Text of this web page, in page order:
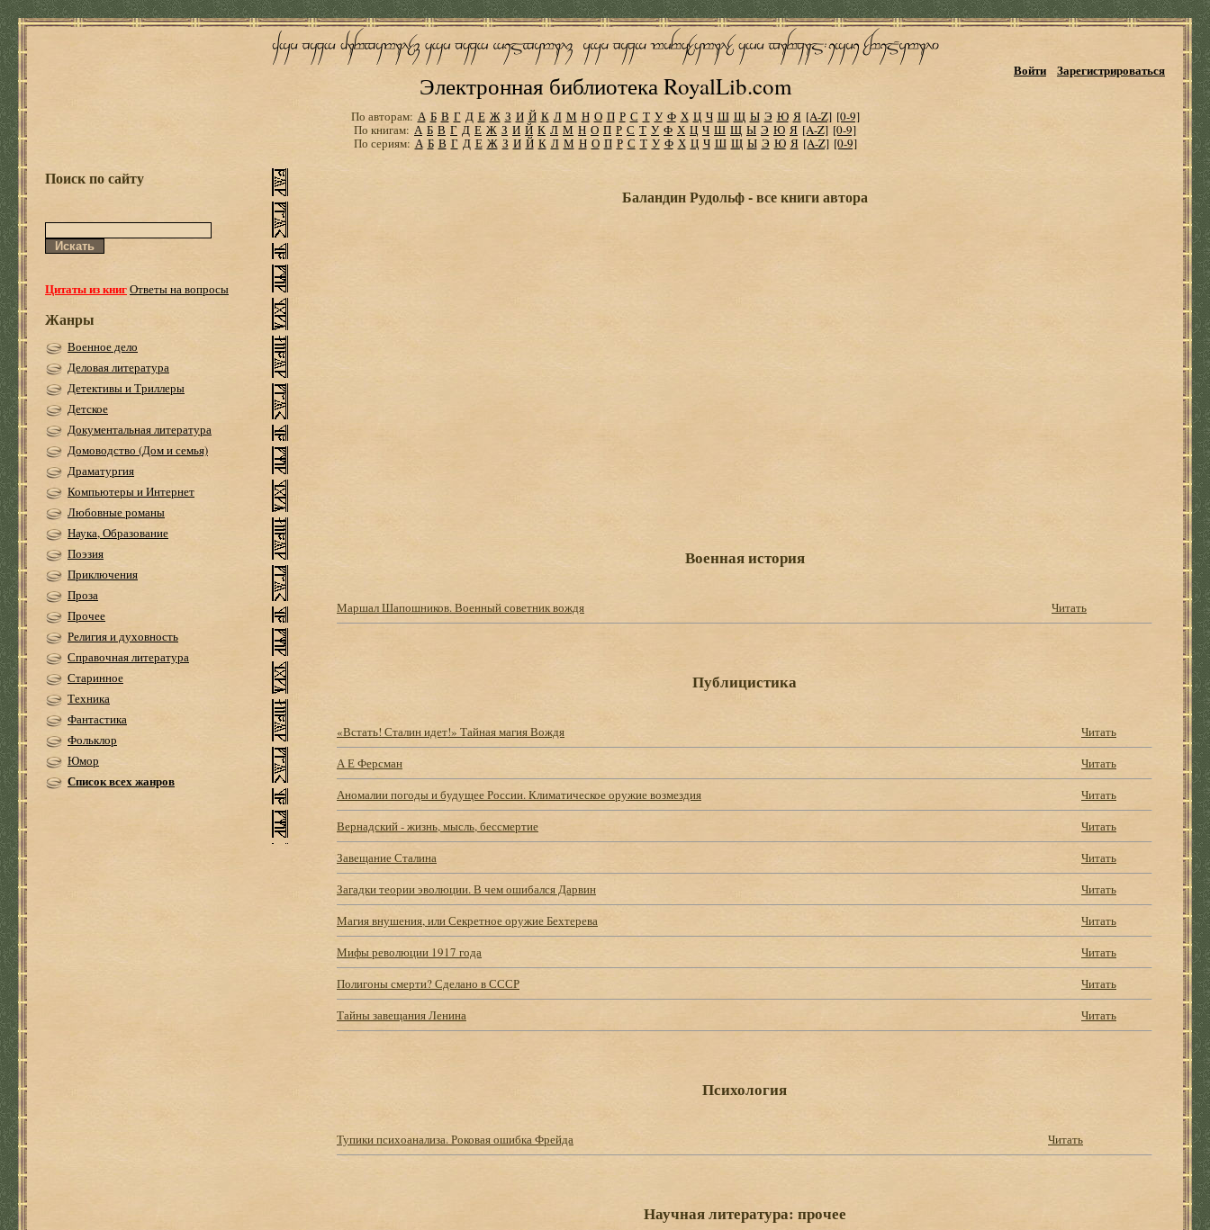
Электронная библиотека RoyalLib.com
Войти Зарегистрироваться
По авторам: А Б В Г Д Е Ж З И Й К Л М Н О П Р С Т У Ф Х Ц Ч Ш Щ Ы Э Ю Я [A-Z] [0-9]
По книгам: А Б В Г Д Е Ж З И Й К Л М Н О П Р С Т У Ф Х Ц Ч Ш Щ Ы Э Ю Я [A-Z] [0-9]
По сериям: А Б В Г Д Е Ж З И Й К Л М Н О П Р С Т У Ф Х Ц Ч Ш Щ Ы Э Ю Я [A-Z] [0-9]
Поиск по сайту
Цитаты из книгОтветы на вопросы
Жанры
Военное дело
Деловая литература
Детективы и Триллеры
Детское
Документальная литература
Домоводство (Дом и семья)
Драматургия
Компьютеры и Интернет
Любовные романы
Наука, Образование
Поэзия
Приключения
Проза
Прочее
Религия и духовность
Справочная литература
Старинное
Техника
Фантастика
Фольклор
Юмор
Список всех жанров
Баландин Рудольф - все книги автора
Военная история
Маршал Шапошников. Военный советник вождя Читать
Публицистика
«Встать! Сталин идет!» Тайная магия Вождя
Читать
А Е Ферсман
Читать
Аномалии погоды и будущее России. Климатическое оружие возмездия
Читать
Вернадский - жизнь, мысль, бессмертие
Читать
Завещание Сталина
Читать
Загадки теории эволюции. В чем ошибался Дарвин
Читать
Магия внушения, или Секретное оружие Бехтерева
Читать
Мифы революции 1917 года
Читать
Полигоны смерти? Сделано в СССР
Читать
Тайны завещания Ленина
Читать
Психология
Тупики психоанализа. Роковая ошибка Фрейда Читать
Научная литература: прочее